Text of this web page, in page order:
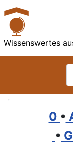
Wissenswertes
0 •
• G